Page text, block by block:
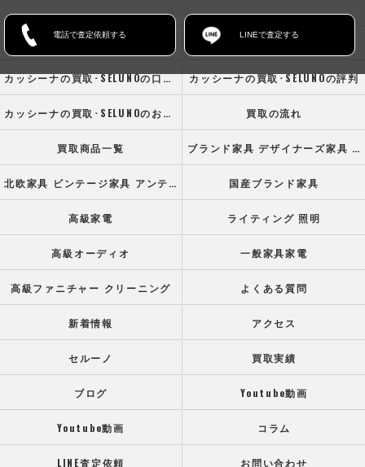
電話で査定依頼する LINEで査定する
ホーム コンセプト
カッシーナの買取･SELUNOの口コミ情報 カッシーナの買取･SELUNOの評判
カッシーナの買取･SELUNOのお客様の声 買取の流れ
買取商品一覧 ブランド家具 デザイナーズ家具 高級オフィス家具
北欧家具 ビンテージ家具 アンティーク家具 国産ブランド家具
高級家電 ライティング 照明
高級オーディオ 一般家具家電
高級ファニチャー クリーニング よくある質問
新着情報 アクセス
セルーノ 買取実績
ブログ Youtube動画
Youtube動画 コラム
LINE査定依頼 お問い合わせ